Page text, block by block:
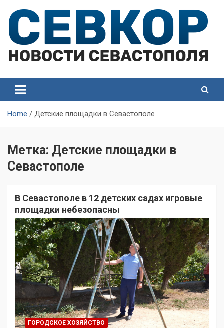
content
Севастополя
Севастополя
Home Детские площадки в Севастополе
Метка: Детские площадки в
Севастополе
В Севастополе в 12 детских садах игровые
площадки небезопасны
ГОРОДСКОЕ ХОЗЯЙСТВО